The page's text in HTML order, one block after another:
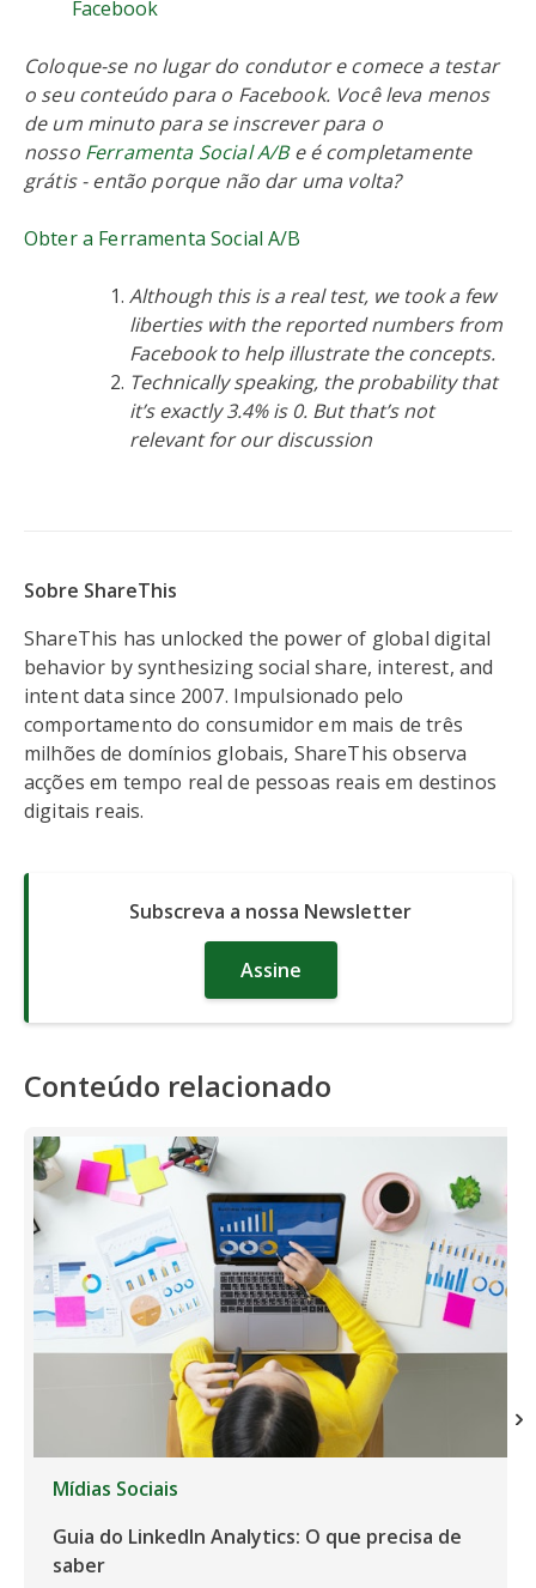
Facebook
Coloque-se no lugar do condutor e comece a testar
o seu conteúdo para o Facebook. Você leva menos
de um minuto para se inscrever para o
nosso Ferramenta Social A/Be é completamente
grátis - então porque não dar uma volta?
Obter a Ferramenta Social A/B
Although this is a real test, we took a few
liberties with the reported numbers from
Facebook to help illustrate the concepts.
Technically speaking, the probability that
it’s exactly 3.4% is 0. But that’s not
relevant for our discussion
Sobre ShareThis
ShareThis has unlocked the power of global digital
behavior by synthesizing social share, interest, and
intent data since 2007. Impulsionado pelo
comportamento do consumidor em mais de três
milhões de domínios globais, ShareThis observa
acções em tempo real de pessoas reais em destinos
digitais reais.
Subscreva a nossa Newsletter
Assine
Conteúdo relacionado
Mídias Sociais
Guia do LinkedIn Analytics: O que precisa de
saber